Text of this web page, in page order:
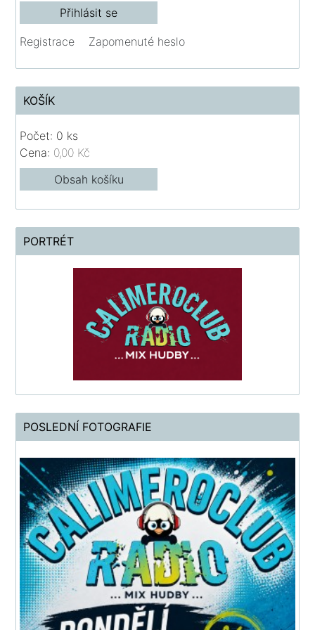
Registrace Zapomenuté heslo
KOŠÍK
Počet: 0 ks
Cena: 0,00 Kč
Obsah košíku
PORTRÉT
POSLEDNÍ FOTOGRAFIE